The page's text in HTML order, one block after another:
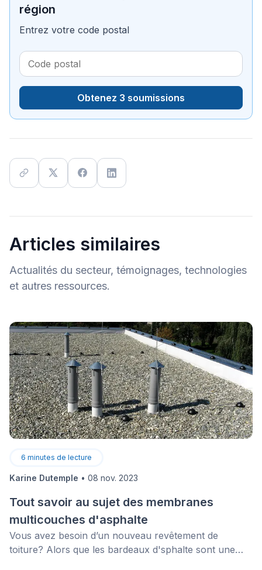
région
Entrez votre code postal
Obtenez 3 soumissions
Articles similaires
Actualités du secteur, témoignages, technologies
et autres ressources.
6 minutes de lecture
Karine Dutemple • 08 nov. 2023
Tout savoir au sujet des membranes
multicouches d'asphalte
Vous avez besoin d’un nouveau revêtement de
toiture? Alors que les bardeaux d'sphalte sont une